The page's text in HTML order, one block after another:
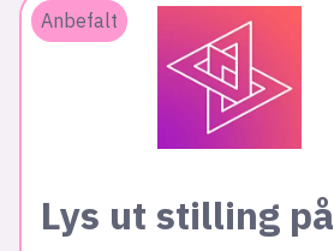
Anbefalt
Lys ut stilling på